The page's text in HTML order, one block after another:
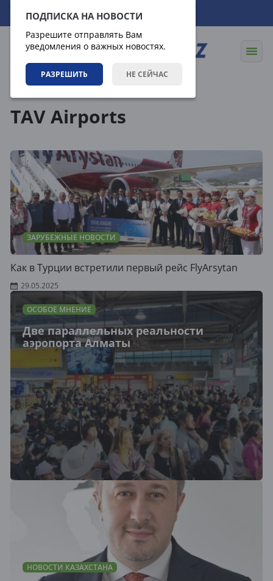
ПОДПИСКА НА НОВОСТИ
Разрешите отправлять Вам
уведомления о важных новостях.
РАЗРЕШИТЬ НЕ СЕЙЧАС
06.08.2026 12:14:09
TAV Airports
ЗАРУБЕЖНЫЕ НОВОСТИ
Как в Турции встретили первый рейс FlyArsytan
29.05.2025
ОСОБОЕ МНЕНИЕ
Две параллельных реальности
аэропорта Алматы
НОВОСТИ КАЗАХСТАНА